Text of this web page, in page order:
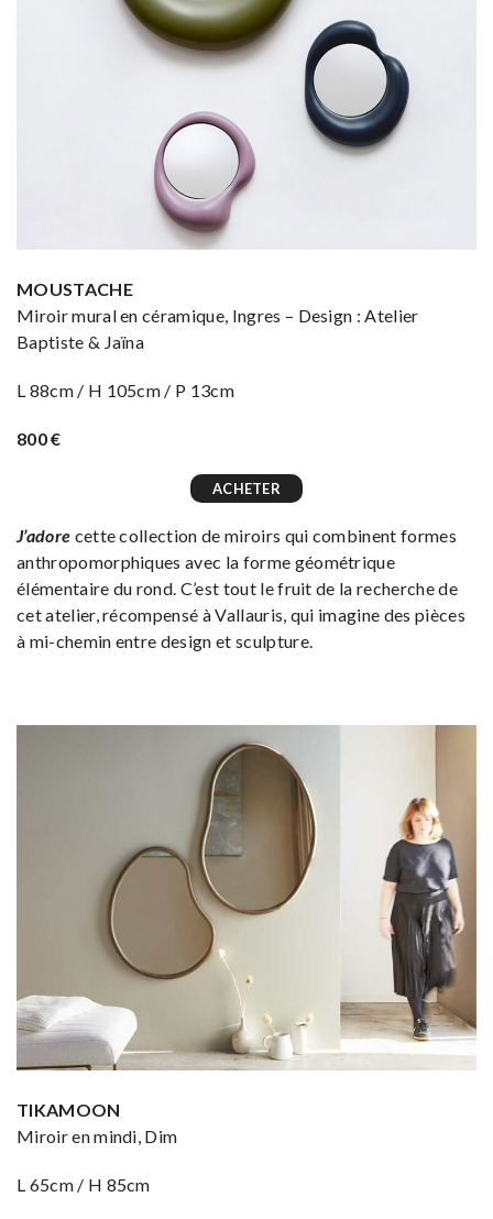
MOUSTACHE
Miroir mural en céramique, Ingres – Design : Atelier
Baptiste & Jaïna
L 88cm / H 105cm / P 13cm
800 €
ACHETER
J’adore cette collection de miroirs qui combinent formes
anthropomorphiques avec la forme géométrique
élémentaire du rond. C’est tout le fruit de la recherche de
cet atelier, récompensé à Vallauris, qui imagine des pièces
à mi-chemin entre design et sculpture.
TIKAMOON
Miroir en mindi, Dim
L 65cm / H 85cm